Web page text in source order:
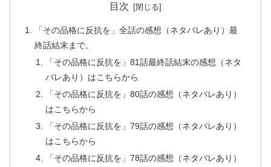
目次
「その品格に反抗を」全話の感想（ネタバレあり）最
終話結末まで。
「その品格に反抗を」81話最終話結末の感想（ネタ
バレあり）はこちらから
「その品格に反抗を」80話の感想（ネタバレあり）
はこちらから
「その品格に反抗を」79話の感想（ネタバレあり）
はこちらから
「その品格に反抗を」78話の感想（ネタバレあり）